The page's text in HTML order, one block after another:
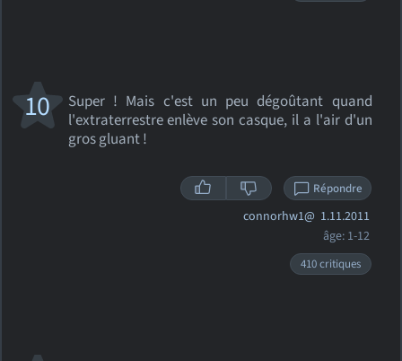
Super ! Mais c'est un peu dégoûtant quand
l'extraterrestre enlève son casque, il a l'air d'un
gros gluant !
10
Répondre
connorhw1@ 1.11.2011
âge: 1-12
410 critiques